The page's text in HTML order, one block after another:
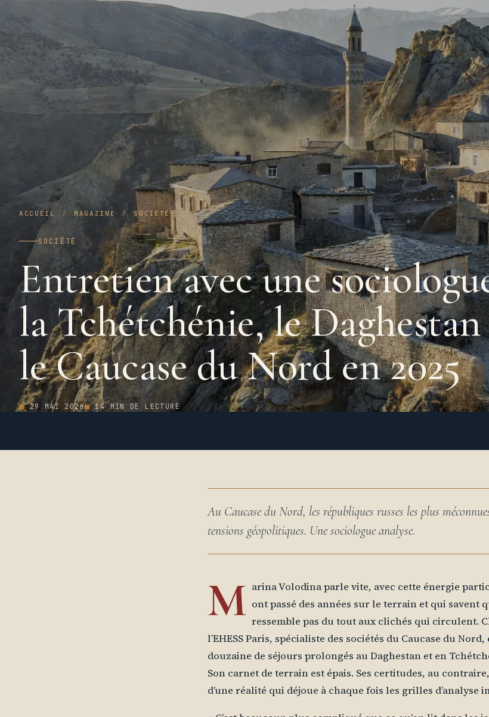
ACCUEIL / MAGAZINE / SOCIÉTÉ
SOCIÉTÉ
Entretien avec une
la Tchétchénie, le
le Caucase du Nord en 2025
29 MAI 2026 14 MIN DE LECTURE
Au Caucase du Nord, les républiques russes les plus
tensions géopolitiques. Une sociologue analyse.
M arina Volodina parle vite, avec cette énergie
ont passé des années sur le terrain et qui savent
ressemble pas du tout aux clichés qui circulent.
l’EHESS Paris, spécialiste des sociétés du Caucase du
douzaine de séjours prolongés au Daghestan et en
Son carnet de terrain est épais. Ses certitudes, au
d’une réalité qui déjoue à chaque fois les grilles d’analyse